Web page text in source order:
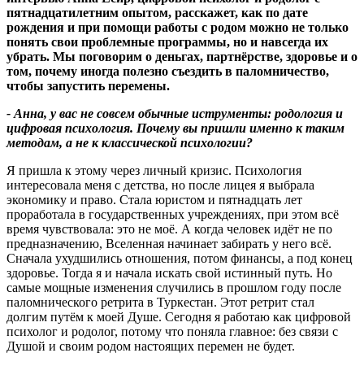
пятнадцатилетним опытом, расскажет, как по дате
рождения и при помощи работы с родом можно не только
понять свои проблемные программы, но и навсегда их
убрать. Мы поговорим о деньгах, партнёрстве, здоровье и о
том, почему иногда полезно съездить в паломничество,
чтобы запустить перемены.
-Анна, у вас не совсем обычные иструменты: родология и
цифровая психология. Почему вы пришли именно к таким
методам, а не к классической психологии?
Я пришла к этому через личный кризис. Психология
интересовала меня с детства, но после лицея я выбрала
экономику и право. Стала юристом и пятнадцать лет
проработала в государственных учреждениях, при этом всё
время чувствовала: это не моё. А когда человек идёт не по
предназначению, Вселенная начинает забирать у него всё.
Сначала ухудшились отношения, потом финансы, а под конец
здоровье. Тогда я и начала искать свой истинный путь. Но
самые мощные изменения случились в прошлом году после
паломнического ретрита в Туркестан. Этот ретрит стал
долгим путём к моей Душе. Сегодня я работаю как цифровой
психолог и родолог, потому что поняла главное: без связи с
Душой и своим родом настоящих перемен не будет.